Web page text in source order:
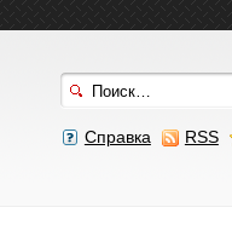
Справка RSS